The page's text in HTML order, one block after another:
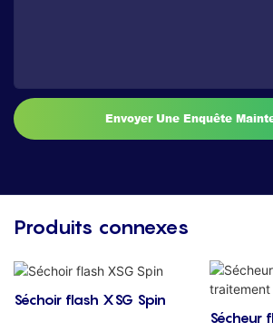
Envoyer Une Enquête
Produits connexes
Séchoir flash XSG Spin
Sécheur